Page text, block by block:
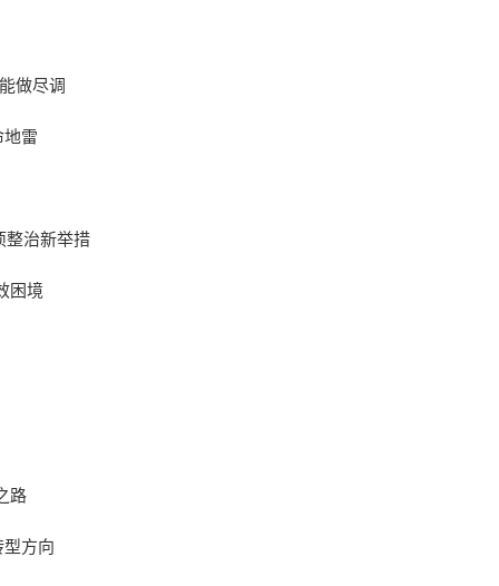
做尽调
雷
整治新举措
困境
路
方向